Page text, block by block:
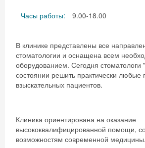
Часы работы: 9.00-18.00
В клинике представлены все
стоматологии и оснащена всем
оборудованием. Сегодня
состоянии решить практически
взыскательных пациентов.
Клиника ориентирована на оказание
высококвалифицированной помощи,
возможностям современной медицины.